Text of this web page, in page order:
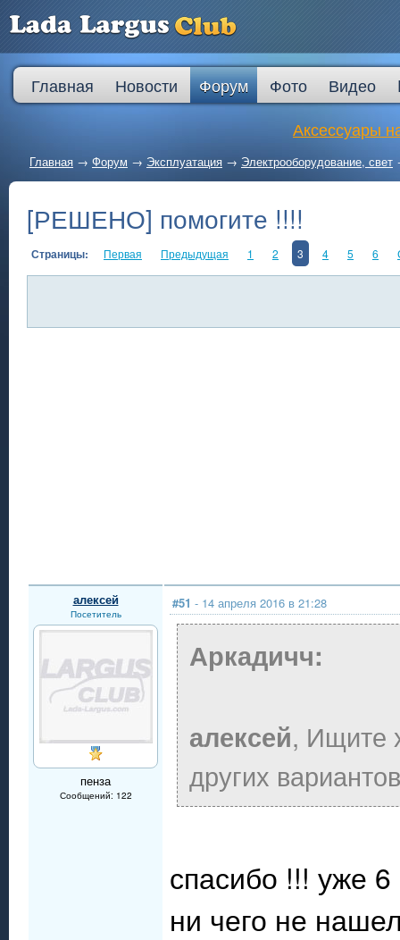
Главная Новости Форум Фото Видео
Аксессуары
Главная → Форум → Эксплуатация → Электрооборудование, свет
[РЕШЕНО] помогите !!!!
Страницы: Первая Предыдущая 1 2 3 4 5 6
алексей
Посетитель
пенза
Сообщений: 122
#51 - 14 апреля 2016 в 21:28
Аркадичч:
алексей, Ищите
других
спасибо !!! уже 6
ни чего не